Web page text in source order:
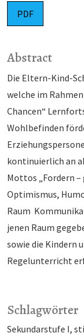
PDF
Schlagwörter
Sekundarstufe I
Abstract
Die Eltern-Kind-
welche im
Chancen“
Wohlbefinden
kontinuierlich an
Mottos „Fordern
Optimismus,
Raum
jenen Raum
sowie die Kindern
Regelunterricht